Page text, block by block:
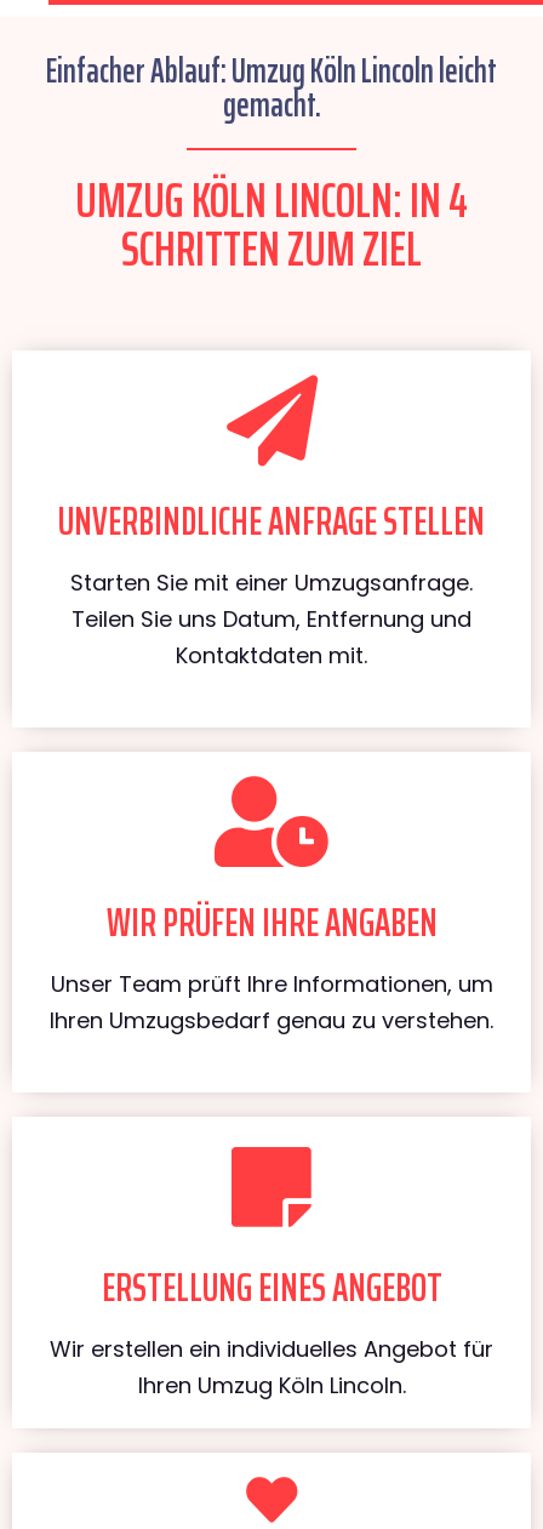
Einfacher Ablauf: Umzug Köln Lincoln leicht
gemacht.
UMZUG KÖLN LINCOLN: IN 4
SCHRITTEN ZUM ZIEL
UNVERBINDLICHE ANFRAGE STELLEN
Starten Sie mit einer Umzugsanfrage.
Teilen Sie uns Datum, Entfernung und
Kontaktdaten mit.
WIR PRÜFEN IHRE ANGABEN
Unser Team prüft Ihre Informationen, um
Ihren Umzugsbedarf genau zu verstehen.
ERSTELLUNG EINES ANGEBOT
Wir erstellen ein individuelles Angebot für
Ihren Umzug Köln Lincoln.